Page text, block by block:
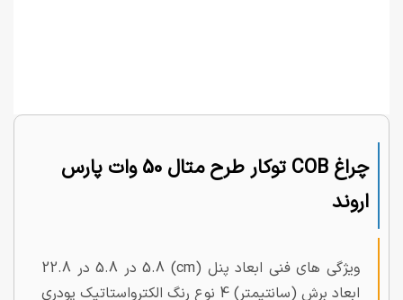
چراغ COB توکار طرح متال 50 وات پارس
اروند
ویژگی های فنی ابعاد پنل (cm) 5.8 در 5.8 در 22.8
ابعاد برش (سانتیمتر) 4 نوع رنگ الکترواستاتیک پودری